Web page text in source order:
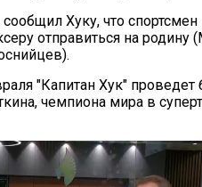
Хуку, что спортсмен
отправиться на родину
"Капитан Хук" проведет
чемпиона мира в